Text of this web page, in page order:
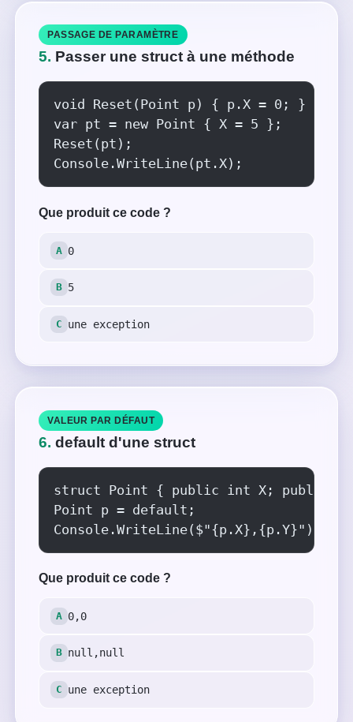
PASSAGE DE PARAMÈTRE
5. Passer une struct à une méthode
void Reset(Point p) { p.X = 0; }
var pt = new Point { X = 5 };
Reset(pt);
Console.WriteLine(pt.X);
Que produit ce code ?
0
5
une exception
VALEUR PAR DÉFAUT
6. default d'une struct
struct Point { public int X; public
Point p = default;
Console.WriteLine($"{p.X},{p.Y}");
Que produit ce code ?
0,0
null,null
une exception